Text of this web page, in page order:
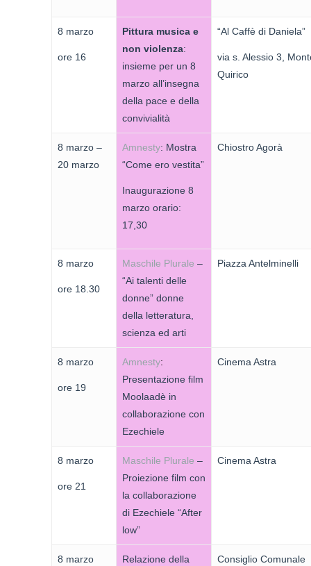
8 marzo
ore 16
Pittura musica e
non violenza:
insieme per un 8
marzo all’insegna
della pace e della
convivialità
“Al Caffè di Daniela”
via s. Alessio 3,
Quirico
8 marzo –
20 marzo
Amnesty: Mostra
“Come ero vestita”
Inaugurazione 8
marzo orario:
17,30
Chiostro Agorà
8 marzo
ore 18.30
Maschile Plurale –
“Ai talenti delle
donne” donne
della letteratura,
scienza ed arti
Piazza Antelminelli
8 marzo
ore 19
Amnesty:
Presentazione film
Moolaadè in
collaborazione con
Ezechiele
Cinema Astra
8 marzo
ore 21
Maschile Plurale –
Proiezione film con
la collaborazione
di Ezechiele “After
low”
Cinema Astra
8 marzo
Relazione della
Consiglio Comunale